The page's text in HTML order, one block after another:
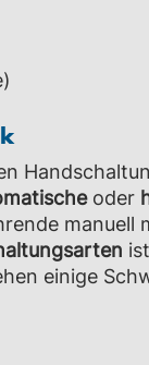
oder
manuell
einige